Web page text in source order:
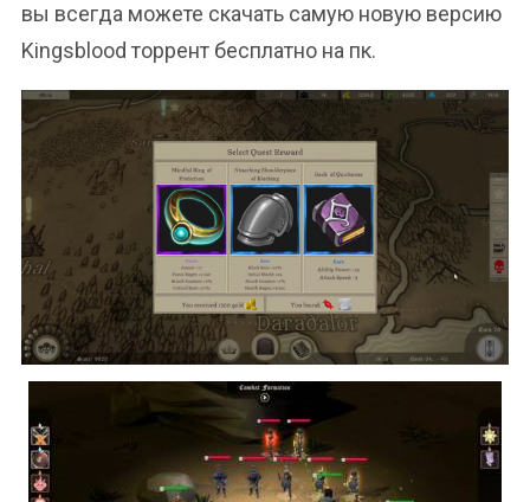
вы всегда можете скачать самую новую версию
Kingsblood торрент бесплатно на пк.